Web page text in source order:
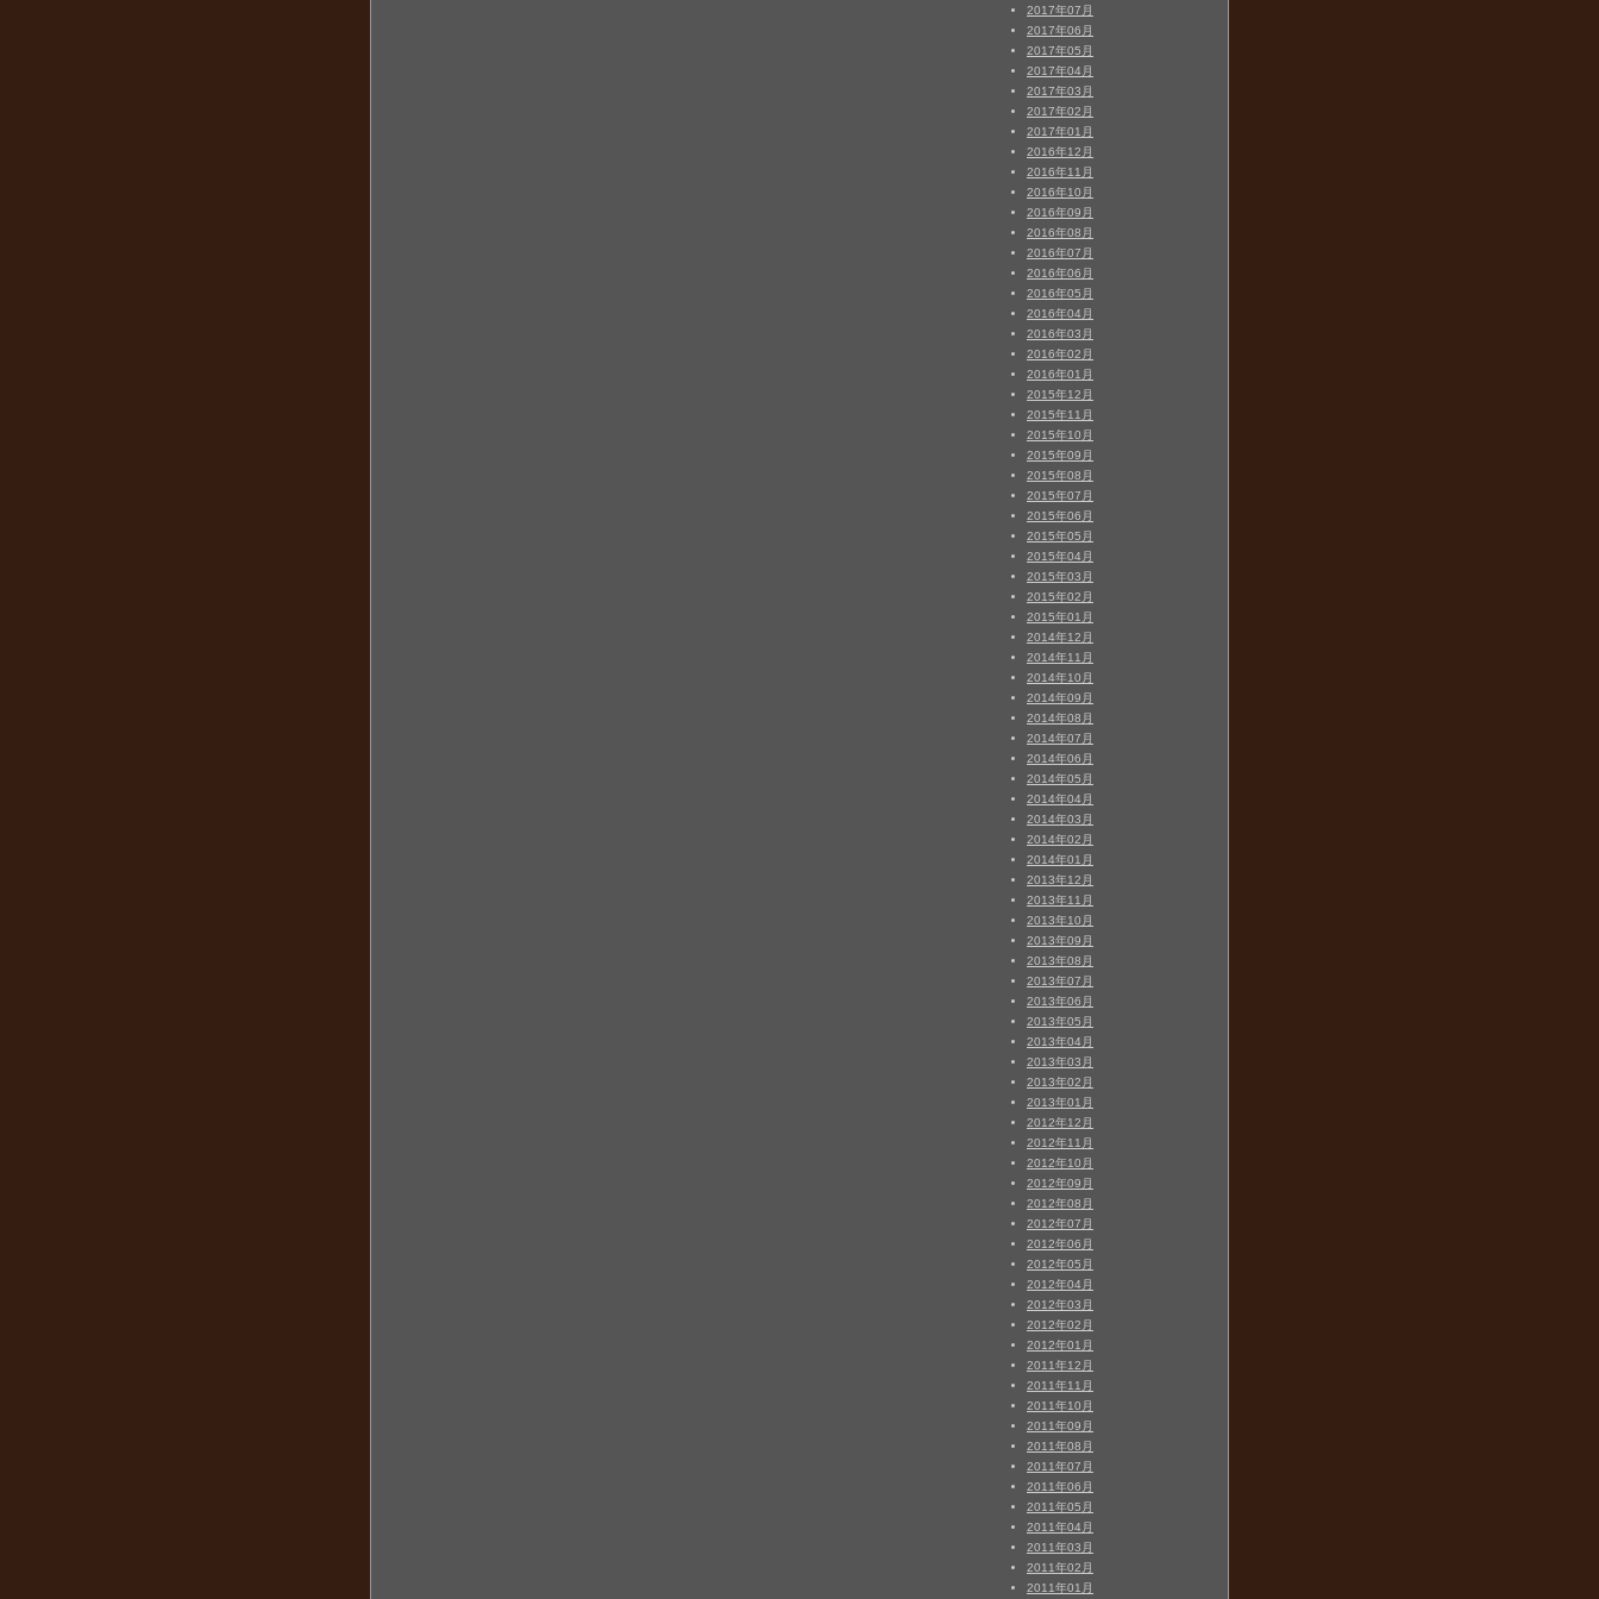
2017年07月
2017年06月
2017年05月
2017年04月
2017年03月
2017年02月
2017年01月
2016年12月
2016年11月
2016年10月
2016年09月
2016年08月
2016年07月
2016年06月
2016年05月
2016年04月
2016年03月
2016年02月
2016年01月
2015年12月
2015年11月
2015年10月
2015年09月
2015年08月
2015年07月
2015年06月
2015年05月
2015年04月
2015年03月
2015年02月
2015年01月
2014年12月
2014年11月
2014年10月
2014年09月
2014年08月
2014年07月
2014年06月
2014年05月
2014年04月
2014年03月
2014年02月
2014年01月
2013年12月
2013年11月
2013年10月
2013年09月
2013年08月
2013年07月
2013年06月
2013年05月
2013年04月
2013年03月
2013年02月
2013年01月
2012年12月
2012年11月
2012年10月
2012年09月
2012年08月
2012年07月
2012年06月
2012年05月
2012年04月
2012年03月
2012年02月
2012年01月
2011年12月
2011年11月
2011年10月
2011年09月
2011年08月
2011年07月
2011年06月
2011年05月
2011年04月
2011年03月
2011年02月
2011年01月